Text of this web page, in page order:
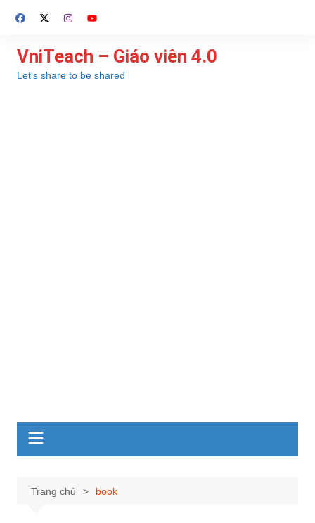
đến
dung
VniTeach – Giáo viên 4.0
Let's share to be shared
Trang chủ book